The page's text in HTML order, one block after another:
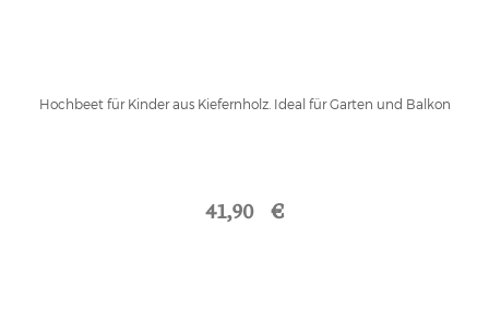
Hochbeet für Kinder aus Kiefernholz. Ideal für Garten und Balkon
41,90 €